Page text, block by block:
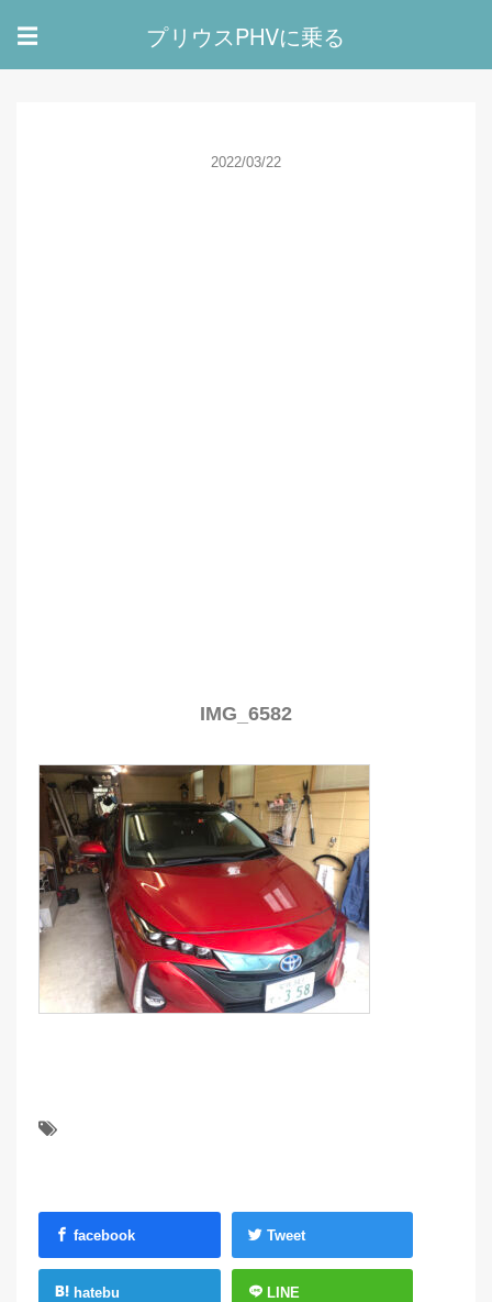
☰ プリウスPHVに乗る
2022/03/22
IMG_6582
facebook Tweet
hatebu LINE